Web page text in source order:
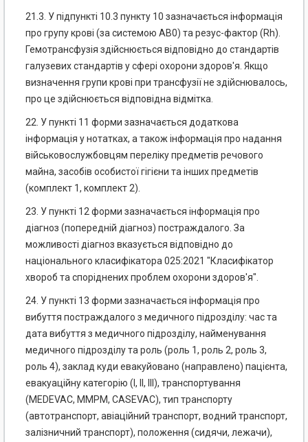
21.3. У підпункті 10.3 пункту 10 зазначається інформація
про групу крові (за системою АВ0) та резус-фактор (Rh).
Гемотрансфузія здійснюється відповідно до стандартів
галузевих стандартів у сфері охорони здоров'я. Якщо
визначення групи крові при трансфузії не здійснювалось,
про це здійснюється відповідна відмітка.
22. У пункті 11 форми зазначається додаткова
інформація у нотатках, а також інформація про надання
військовослужбовцям переліку предметів речового
майна, засобів особистої гігієни та інших предметів
(комплект 1, комплект 2).
23. У пункті 12 форми зазначається інформація про
діагноз (попередній діагноз) постраждалого. За
можливості діагноз вказується відповідно до
національного класифікатора 025:2021 "Класифікатор
хвороб та споріднених проблем охорони здоров'я".
24. У пункті 13 форми зазначається інформація про
вибуття постраждалого з медичного підрозділу: час та
дата вибуття з медичного підрозділу, найменування
медичного підрозділу та роль (роль 1, роль 2, роль 3,
роль 4), заклад куди евакуйовано (направлено) пацієнта,
евакуаційну категорію (I, II, III), транспортування
(MEDEVAC, MMPM, CASEVAC), тип транспорту
(автотранспорт, авіаційний транспорт, водний транспорт,
залізничний транспорт), положення (сидячи, лежачи),